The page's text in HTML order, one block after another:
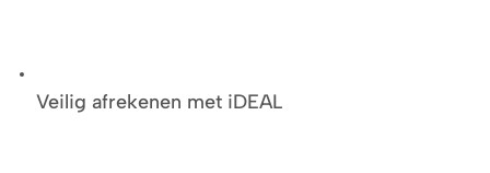
Veilig afrekenen met iDEAL